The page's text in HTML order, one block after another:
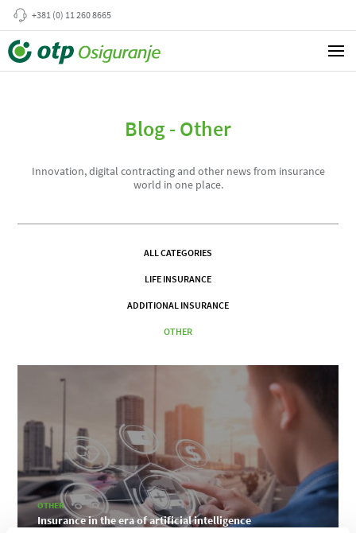
+381 (0) 11 260 8665
Blog - Other
Innovation, digital contracting and other news from insurance
world in one place.
ALL CATEGORIES
LIFE INSURANCE
ADDITIONAL INSURANCE
OTHER
OTHER
Insurance in the era of artificial intelligence